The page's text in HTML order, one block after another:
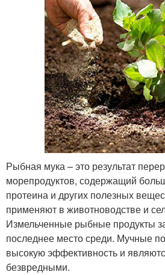
Рыбная мука – это результат
морепродуктов, содержащий
протеина и других полезных
применяют в животноводстве и
Измельченные рыбные продукты
последнее место среди. Мучные
высокую эффективность и
безвредными.